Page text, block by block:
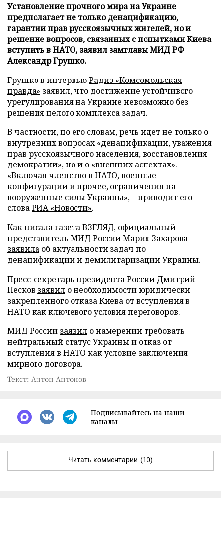
Установление прочного мира на Украине
предполагает не только денацификацию,
гарантии прав русскоязычных жителей, но и
решение вопросов, связанных с попытками Киева
вступить в НАТО, заявил замглавы МИД РФ
Александр Грушко.
Грушко в интервьюРадио «Комсомольская
правда» заявил, что достижение устойчивого
урегулирования на Украине невозможно без
решения целого комплекса задач.
В частности, по его словам, речь идет не только о
внутренних вопросах «денацификации, уважения
прав русскоязычного населения, восстановления
демократии», но и о «внешних аспектах».
«Включая членство в НАТО, военные
конфигурации и прочее, ограничения на
вооруженные силы Украины», – приводит его
словаРИА «Новости».
Как писала газета ВЗГЛЯД, официальный
представитель МИД России Мария Захарова
заявила об актуальности задач по
денацификации и демилитаризации Украины.
Пресс-секретарь президента России Дмитрий
Песков заявил о необходимости юридически
закрепленного отказа Киева от вступления в
НАТО как ключевого условия переговоров.
МИД России заявил о намерении требовать
нейтральный статус Украины и отказ от
вступления в НАТО как условие заключения
мирного договора.
Текст: Антон Антонов
Подписывайтесь на наши
каналы
Читать комментарии (10)